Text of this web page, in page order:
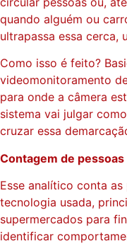
quando alguém ou
ultrapassa essa cerca,
Como isso é feito?
videomonitoramento
para onde a câmera
sistema vai julgar
cruzar essa
Contagem de pessoas
Esse analítico conta as
tecnologia usada,
supermercados para
identificar